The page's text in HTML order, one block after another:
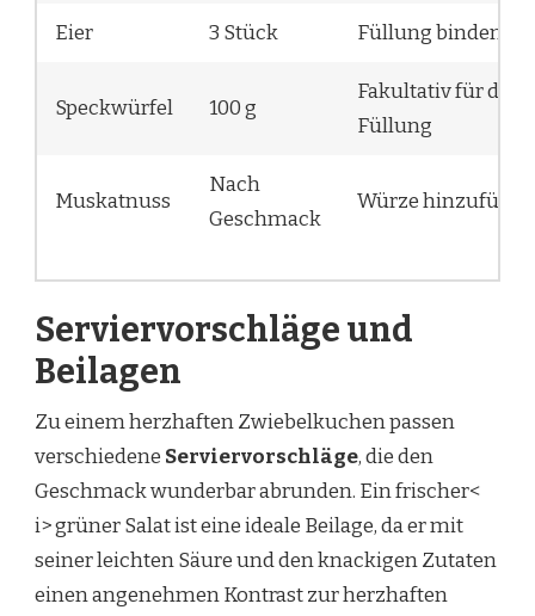
Eier 3 Stück Füllung binden
Speckwürfel 100 g
Fakultativ für die
Füllung
Muskatnuss
Nach
Geschmack
Würze hinzufügen
Serviervorschläge und
Beilagen
Zu einem herzhaften Zwiebelkuchen passen
verschiedene Serviervorschläge, die den
Geschmack wunderbar abrunden. Ein frischer<
i> grüner Salat ist eine ideale Beilage, da er mit
seiner leichten Säure und den knackigen Zutaten
einen angenehmen Kontrast zur herzhaften